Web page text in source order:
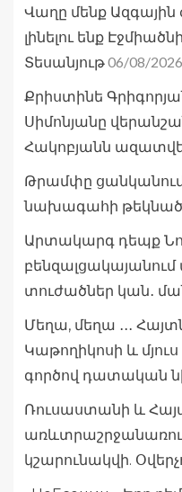
Վաղը մենք Ազգային
լինելու ենք
Տեսանյութ06/08/2026
Քրիստինե
Սիմոնյանը
Հակոբյանն
Թրամփը ցանկանում
նախագահի
Արտակարգ դեպք
բենզալցակայանում
տուժածներ կան․
Մեղա, մեղա ․․․
Կաթողիկոսի և
գործով դատական
Ռուսաստանի և
կշարունակվի.